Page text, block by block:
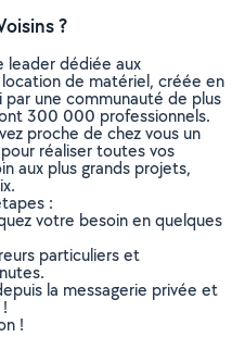
?
leader dédiée aux
de matériel, créée en
par une communauté de plus
300 000 professionnels.
proche de chez vous un
réaliser toutes vos
aux plus grands projets,
:
votre besoin en quelques
particuliers et
la messagerie privée et
!